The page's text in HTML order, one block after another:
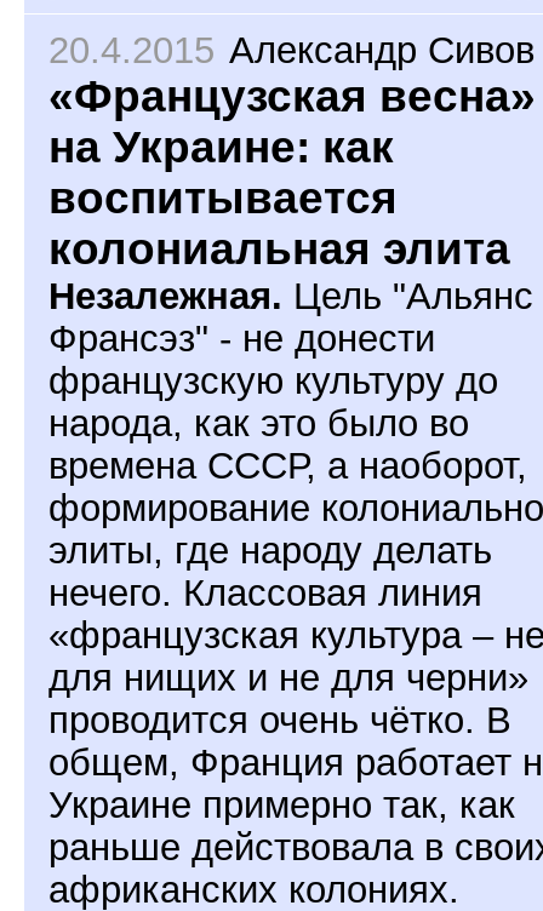
20.4.2015 Александр Сивов
«Французская весна»
на Украине: как
воспитывается
колониальная элита
Незалежная. Цель "Альянс
Франсэз" - не донести
французскую культуру до
народа, как это было во
времена СССР, а наоборот,
формирование
элиты, где народу делать
нечего. Классовая линия
«французская культура –
для нищих и не для черни»
проводится очень чётко. В
общем, Франция работает
Украине примерно так, как
раньше действовала в
африканских колониях.